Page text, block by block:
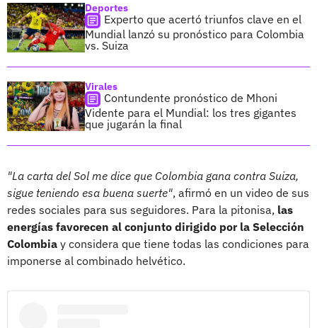
Deportes
Experto que acertó triunfos clave en el
Mundial lanzó su pronóstico para Colombia
vs. Suiza
Virales
Contundente pronóstico de Mhoni
Vidente para el Mundial: los tres gigantes
que jugarán la final
"La carta del Sol me dice que Colombia gana contra Suiza,
sigue teniendo esa buena suerte", afirmó en un video de sus
redes sociales para sus seguidores. Para la pitonisa, las
energías favorecen al conjunto dirigido por la Selección
Colombia y considera que tiene todas las condiciones para
imponerse al combinado helvético.